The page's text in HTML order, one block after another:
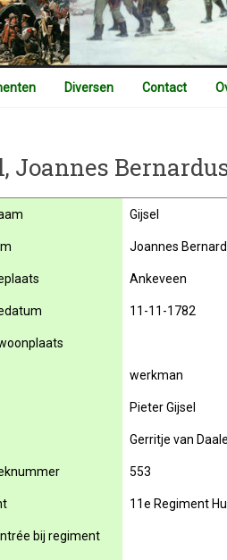
Diversen Contact
Joannes
Gijsel
Joannes
Ankeveen
11-11-1782
werkman
Pieter Gijsel
Gerritje van
553
11e Regiment
bij regiment